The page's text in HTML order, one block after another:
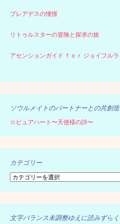
プレアデスの憧憬
リトゥルスターの冒険と探求の旅
アセンションガイド ｆｏｒ ジョイフル
ソウルメイトのパートナーとの共創
☆ピュアハート〜天使様の詩〜
カテゴリー
カ
ゴ
リ
文字バランス未調整ゆえに読みずら